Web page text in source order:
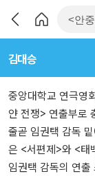
김대승
중앙대학교 연극영
얀 전쟁> 연출부로
줄곧 임권택 감독
은 <서편제>와 <태
임권택 감독의 연